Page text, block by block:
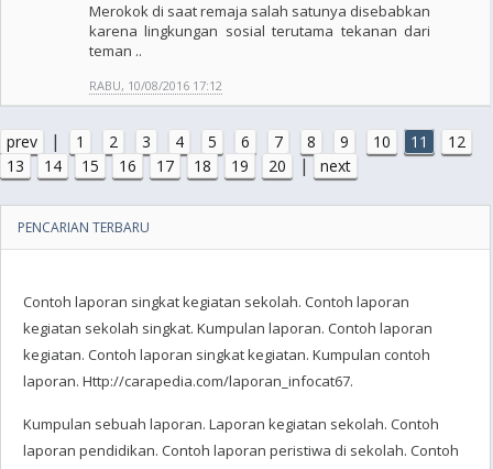
Merokok di saat remaja salah satunya disebabkan
karena lingkungan sosial terutama tekanan dari
teman ..
RABU, 10/08/2016 17:12
prev | 1 2 3 4 5 6 7 8 9 10 11
12
13
14 15 16 17 18 19 20 | next
PENCARIAN TERBARU
Contoh laporan singkat kegiatan sekolah. Contoh laporan
kegiatan sekolah singkat. Kumpulan laporan. Contoh laporan
kegiatan. Contoh laporan singkat kegiatan. Kumpulan contoh
laporan. Http://carapedia.com/laporan_infocat67.
Kumpulan sebuah laporan. Laporan kegiatan sekolah. Contoh
laporan pendidikan. Contoh laporan peristiwa di sekolah. Contoh